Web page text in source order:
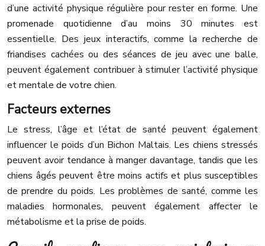
d’une activité physique régulière pour rester en forme. Une
promenade quotidienne d’au moins 30 minutes est
essentielle. Des jeux interactifs, comme la recherche de
friandises cachées ou des séances de jeu avec une balle,
peuvent également contribuer à stimuler l’activité physique
et mentale de votre chien.
Facteurs externes
Le stress, l’âge et l’état de santé peuvent également
influencer le poids d’un Bichon Maltais. Les chiens stressés
peuvent avoir tendance à manger davantage, tandis que les
chiens âgés peuvent être moins actifs et plus susceptibles
de prendre du poids. Les problèmes de santé, comme les
maladies hormonales, peuvent également affecter le
métabolisme et la prise de poids.